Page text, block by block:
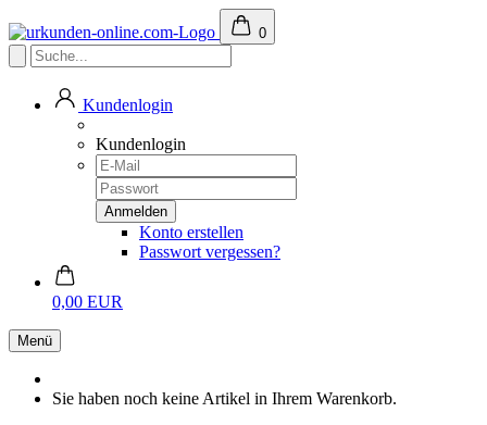
0
Kundenlogin
Kundenlogin
Konto erstellen
Passwort vergessen?
0,00 EUR
Menü
Sie haben noch keine Artikel in Ihrem Warenkorb.